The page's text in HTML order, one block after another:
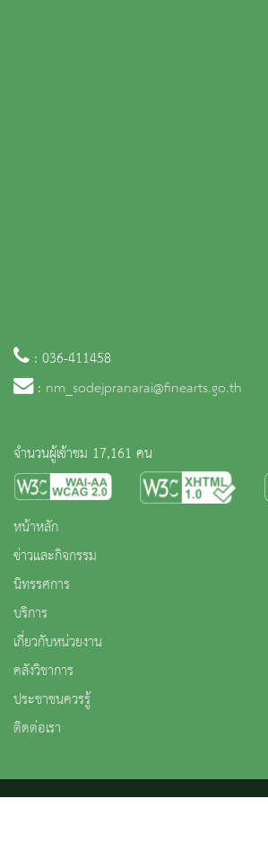
: 036-411458
: nm_sodejpranarai@finearts.go.th
จำนวนผู้เข้าชม 17,161 คน
หน้าหลัก
ข่าวและกิจกรรม
นิทรรศการ
บริการ
เกี่ยวกับหน่วยงาน
คลังวิชาการ
ประชาชนควรรู้
ติดต่อเรา